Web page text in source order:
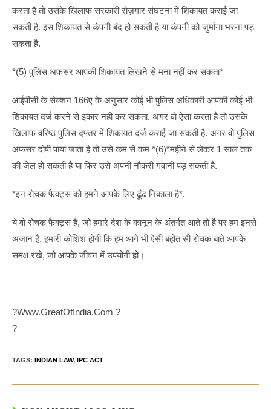
करता है तो उसके खिलाफ सरकारी रोज़गार संघटना में शिकायत कराई जा
सकती है. इस शिकायत से कंपनी बंद हो सकती है या कंपनी को जुर्माना भरना पड़
सकता है.
*(5) पुलिस अफसर आपकी शिकायत लिखने से मना नहीं कर सकता*
आईपीसी के सेक्शन 166ए के अनुसार कोई भी पुलिस अधिकारी आपकी कोई भी
शिकायत दर्ज करने से इंकार नही कर सकता. अगर वो ऐसा करता है तो उसके
खिलाफ वरिष्ठ पुलिस दफ्तर में शिकायत दर्ज कराई जा सकती है. अगर वो पुलिस
अफसर दोषी पाया जाता है तो उसे कम से कम *(6)*महीने से लेकर 1 साल तक
की जेल हो सकती है या फिर उसे अपनी नौकरी गवानी पड़ सकती है.
*इन रोचक फैक्ट्स को हमने आपके लिए ढूंढ निकाला है*.
ये वो रोचक फैक्ट्स है, जो हमारे देश के कानून के अंतर्गत आते तो है पर हम इनसे
अंजान है. हमारी कोशिश होगी कि हम आगे भी ऐसी बहोत सी रोचक बाते आपके
समक्ष रखे, जो आपके जीवन में उपयोगी हो।
?www.GreatOfIndia.com ?
?
TAGS: INDIAN LAW, IPC ACT